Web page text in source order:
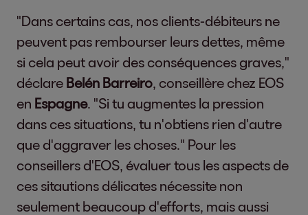
"Dans certains cas, nos clients-débiteurs ne
peuvent pas rembourser leurs dettes, même
si cela peut avoir des conséquences graves,"
déclare Belén Barreiro, conseillère chez EOS
en Espagne. "Si tu augmentes la pression
dans ces situations, tu n'obtiens rien d'autre
que d'aggraver les choses." Pour les
conseillers d'EOS, évaluer tous les aspects de
ces sitautions délicates nécessite non
seulement beaucoup d'efforts, mais aussi